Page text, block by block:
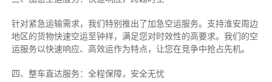
针对紧急运输需求，我们特别推出了加急空运服务。支持淮安周边
地区的货物快速空运至钟祥，满足您对时效性的高要求。我们的空
运服务以快速响应、高效运作为特点，让您在竞争中抢占先机。
四、整车直达服务：全程保障，安全无忧